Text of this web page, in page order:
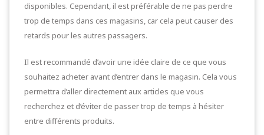
disponibles. Cependant, il est préférable de ne pas perdre
trop de temps dans ces magasins, car cela peut causer des
retards pour les autres passagers.
Il est recommandé d’avoir une idée claire de ce que vous
souhaitez acheter avant d’entrer dans le magasin. Cela vous
permettra d’aller directement aux articles que vous
recherchez et d’éviter de passer trop de temps à hésiter
entre différents produits.